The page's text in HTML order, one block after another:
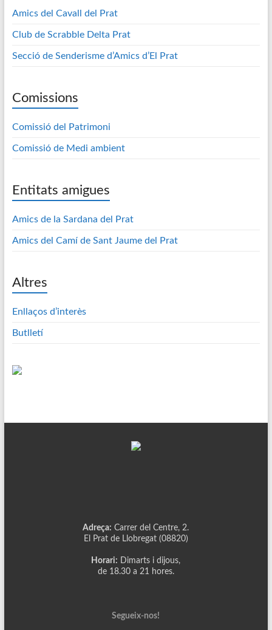
Amics del Cavall del Prat
Club de Scrabble Delta Prat
Secció de Senderisme d’Amics d’El Prat
Comissions
Comissió del Patrimoni
Comissió de Medi ambient
Entitats amigues
Amics de la Sardana del Prat
Amics del Camí de Sant Jaume del Prat
Altres
Enllaços d’interès
Butlletí
Adreça: Carrer del Centre, 2.
El Prat de Llobregat (08820)
Horari: Dimarts i dijous,
de 18.30 a 21 hores.
Segueix-nos!